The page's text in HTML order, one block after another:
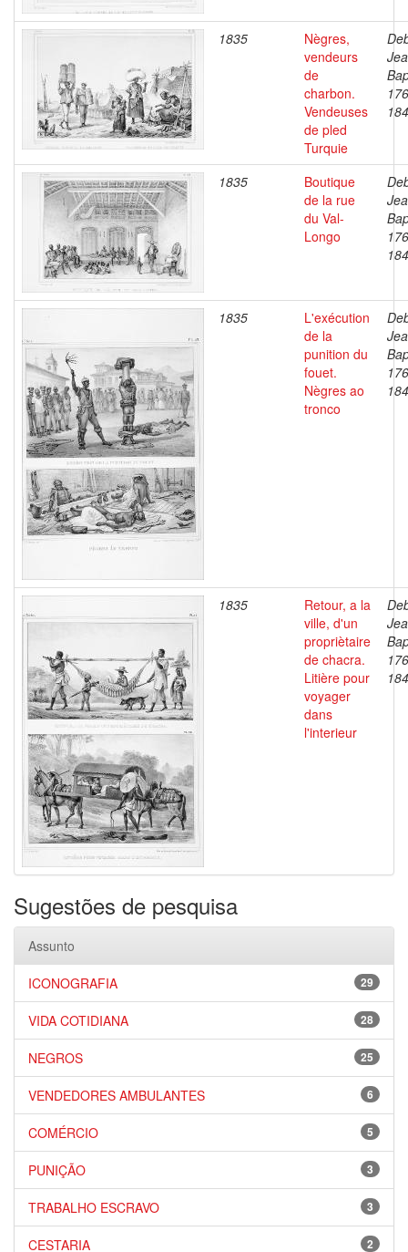
1835
Nègres,
vendeurs
de
charbon.
Vendeuses
de pled
Turquie
1835
Boutique
de la rue
du Val-
Longo
1835
L'exécution
de la
punition du
fouet.
Nègres ao
tronco
1835
Retour, a la
ville, d'un
propriètaire
de chacra.
Litière pour
voyager
dans
l'interieur
Sugestões de pesquisa
Assunto
29
ICONOGRAFIA
28
VIDA COTIDIANA
25
NEGROS
6
VENDEDORES AMBULANTES
5
COMÉRCIO
3
PUNIÇÃO
3
TRABALHO ESCRAVO
2
CESTARIA